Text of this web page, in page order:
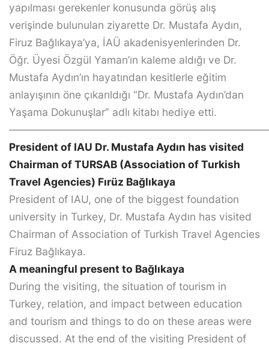
yapılması gerekenler konusunda görüş alış
verişinde bulunulan ziyarette Dr. Mustafa Aydın,
Firuz Bağlıkaya’ya, İAÜ akadenisyenlerinden Dr.
Öğr. Üyesi Özgül Yaman’ın kaleme aldığı ve Dr.
Mustafa Aydın’ın hayatından kesitlerle eğitim
anlayışının öne çıkarıldığı “Dr. Mustafa Aydın’dan
Yaşama Dokunuşlar” adlı kitabı hediye etti.
President of IAU Dr. Mustafa Aydın has visited
Chairman of TURSAB (Association of Turkish
Travel Agencies) Fırüz Bağlıkaya
President of IAU, one of the biggest foundation
university in Turkey, Dr. Mustafa Aydın has visited
Chairman of Association of Turkish Travel Agencies
Firuz Bağlıkaya.
A meaningful present to Bağlıkaya
During the visiting, the situation of tourism in
Turkey, relation, and impact between education
and tourism and things to do on these areas were
discussed. At the end of the visiting President of